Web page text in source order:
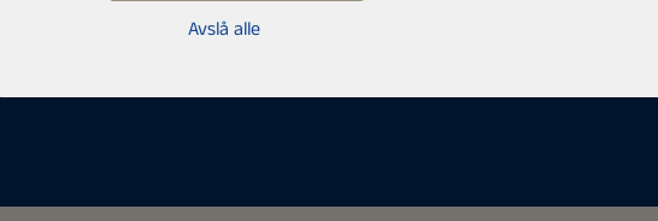
Habita Ullanlinna
Avslå alle